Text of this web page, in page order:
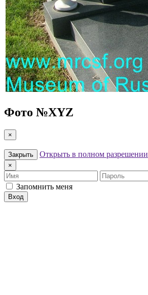
Фото №XYZ
×
Закрыть Открыть в полном разрешении
×
Имя
Пароль
Запомнить меня
Вход